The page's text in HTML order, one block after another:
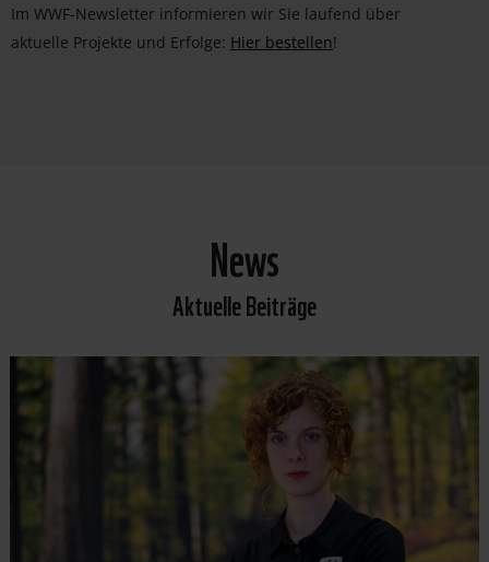
Im WWF-Newsletter informieren wir Sie laufend über
aktuelle Projekte und Erfolge: Hier bestellen!
News
Aktuelle Beiträge